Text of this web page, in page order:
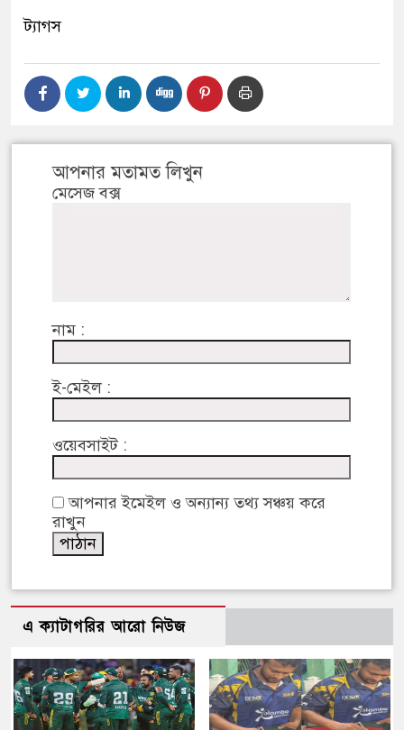
ট্যাগস
আপনার মতামত লিখুন
মেসেজ বক্স
নাম :
ই-মেইল :
ওয়েবসাইট :
আপনার ইমেইল ও অন্যান্য তথ্য সঞ্চয় করে
রাখুন
এ ক্যাটাগরির আরো নিউজ